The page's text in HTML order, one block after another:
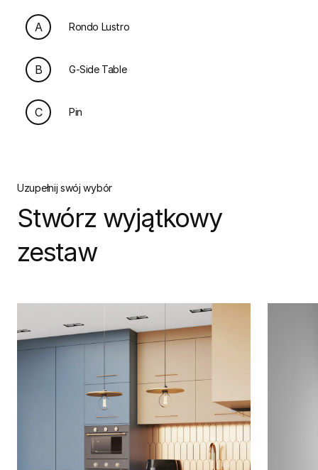
A Rondo Lustro
B G-Side Table
C Pin
Uzupełnij swój wybór
Stwórz wyjątkowy
zestaw